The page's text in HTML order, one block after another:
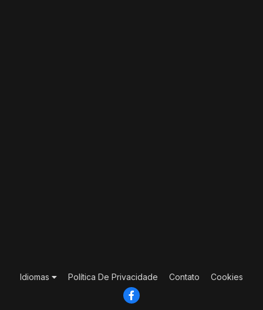
Idiomas Política De Privacidade Contato Cookies